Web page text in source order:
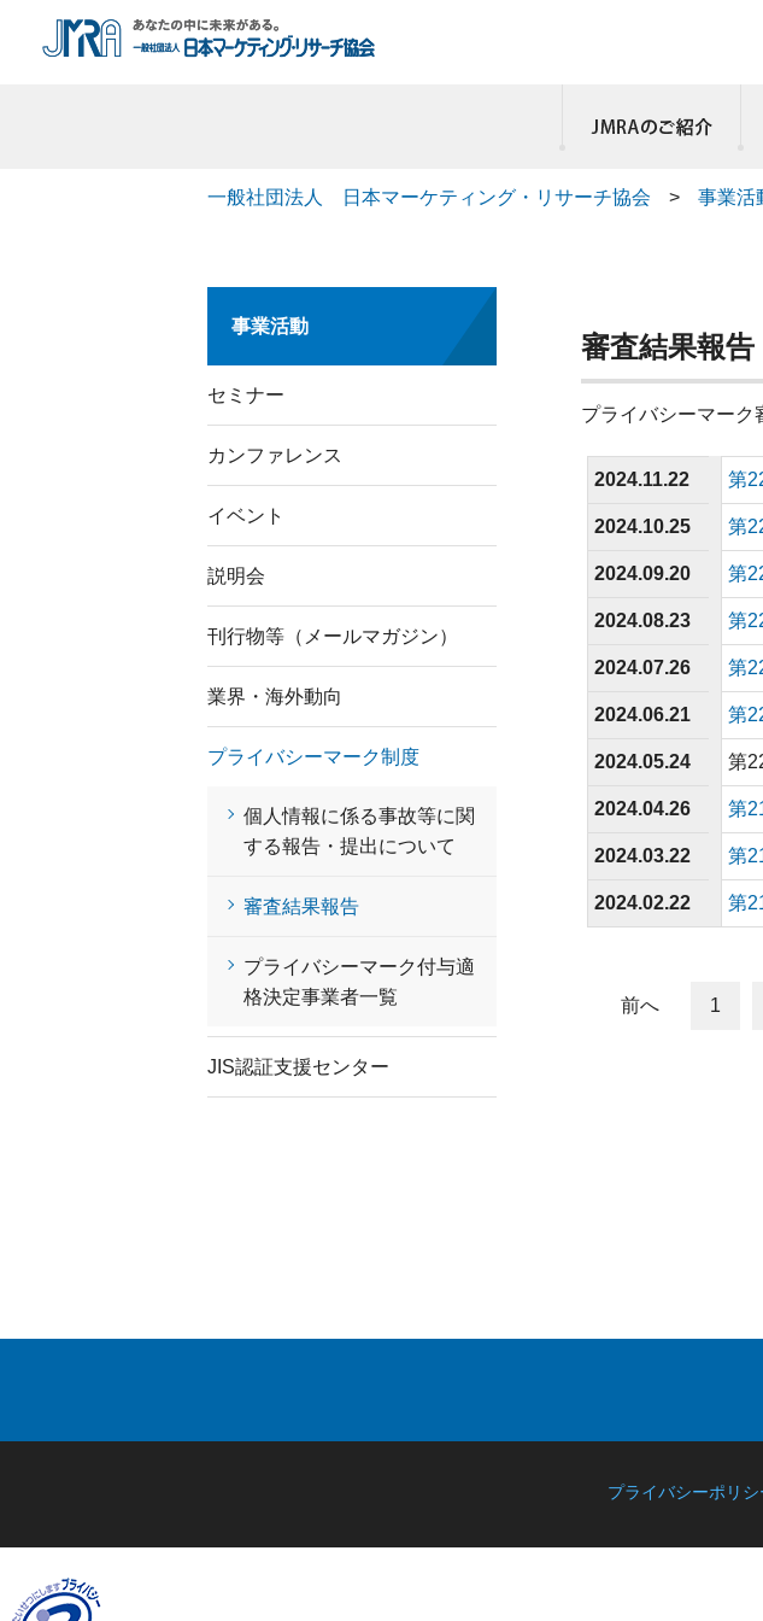
一般社団法人 日本マーケティング・リサーチ協会 > 事業活
審査結果報告
プライバシーマーク
2024.11.22 第
2024.10.25 第
2024.09.20 第
2024.08.23 第
2024.07.26 第
2024.06.21 第
2024.05.24 第
2024.04.26 第
2024.03.22 第
2024.02.22 第
前へ 1
事業活動
セミナー
カンファレンス
イベント
説明会
刊行物等（メールマガジン）
業界・海外動向
プライバシーマーク制度
個人情報に係る事故等に関
する報告・提出について
審査結果報告
プライバシーマーク付与適
格決定事業者一覧
JIS認証支援センター
プライバシーポリシ